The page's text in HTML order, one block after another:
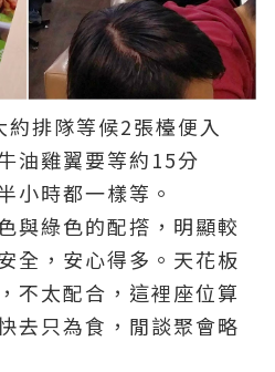
排隊等候2張檯便入
油雞翼要等約15分
小時都一樣等。
與綠色的配撘，明顯較
全，安心得多。天花板
不太配合，這裡座位算
去只為食，閒談聚會略